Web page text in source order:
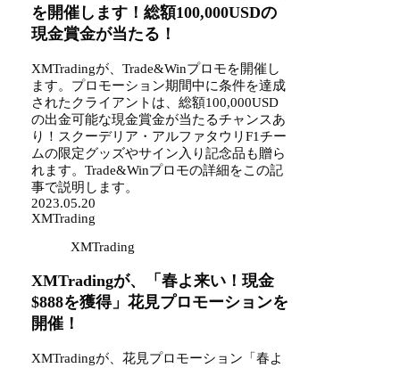
を開催します！総額100,000USDの
現金賞金が当たる！
XMTradingが、Trade&Winプロモを開催し
ます。プロモーション期間中に条件を達成
されたクライアントは、総額100,000USD
の出金可能な現金賞金が当たるチャンスあ
り！スクーデリア・アルファタウリF1チー
ムの限定グッズやサイン入り記念品も贈ら
れます。Trade&Winプロモの詳細をこの記
事で説明します。
2023.05.20
XMTrading
XMTrading
XMTradingが、「春よ来い！現金
$888を獲得」花見プロモーションを
開催！
XMTradingが、花見プロモーション「春よ